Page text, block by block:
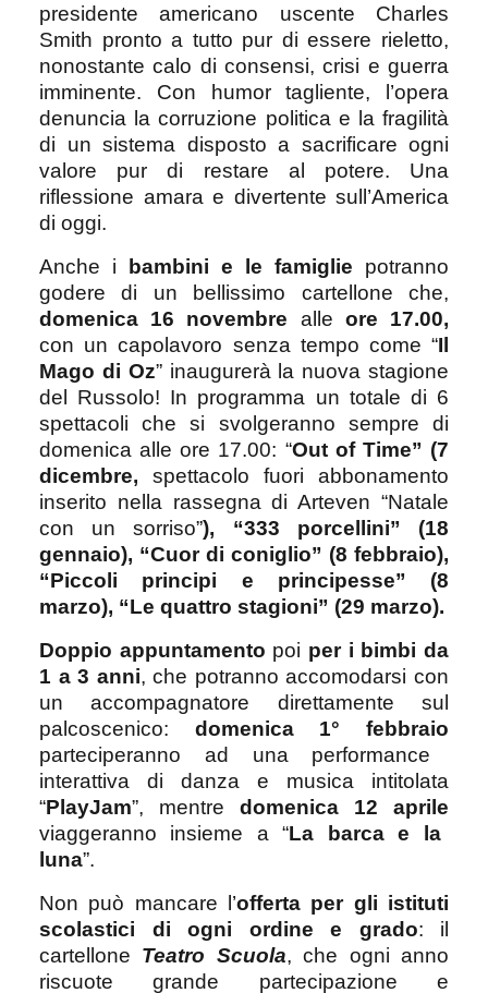
presidente americano uscente Charles
Smith pronto a tutto pur di essere rieletto,
nonostante calo di consensi, crisi e guerra
imminente. Con humor tagliente, l’opera
denuncia la corruzione politica e la fragilità
di un sistema disposto a sacrificare ogni
valore pur di restare al potere. Una
riflessione amara e divertente sull’America
di oggi.
Anche i bambini e le famiglie potranno
godere di un bellissimo cartellone che,
domenica 16 novembre alle ore 17.00,
con un capolavoro senza tempo come “Il
Mago di Oz” inaugurerà la nuova stagione
del Russolo! In programma un totale di 6
spettacoli che si svolgeranno sempre di
domenica alle ore 17.00: “Out of Time” (7
dicembre, spettacolo fuori abbonamento
inserito nella rassegna di Arteven “Natale
con un sorriso”), “333 porcellini” (18
gennaio), “Cuor di coniglio” (8 febbraio),
“Piccoli principi e principesse”
(8
marzo), “Le quattro stagioni” (29 marzo).
Doppio appuntamento poi per i bimbi da
1 a 3 anni, che potranno accomodarsi con
un accompagnatore direttamente sul
palcoscenico: domenica 1° febbraio
parteciperanno ad una performance
interattiva di danza e musica intitolata
“PlayJam”, mentre domenica 12 aprile
viaggeranno insieme a “La barca e la
luna”.
Non può mancare l’offerta per gli istituti
scolastici di ogni ordine e grado: il
cartellone Teatro Scuola, che ogni anno
riscuote grande partecipazione e